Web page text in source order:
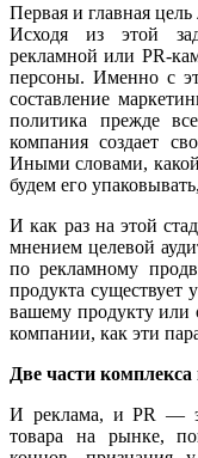
Первая и главная
Исходя из этой
рекламной или PR-
персоны. Именно с
составление
политика прежде
компания создает
Иными словами,
будем его
И как раз на этой
мнением целевой
по рекламному
продукта существует
вашему продукту или
компании, как эти
Две части комплекса
И реклама, и PR —
товара на рынке,